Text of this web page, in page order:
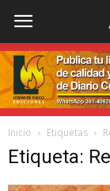
Inicio Etiquetas
Etiqueta: